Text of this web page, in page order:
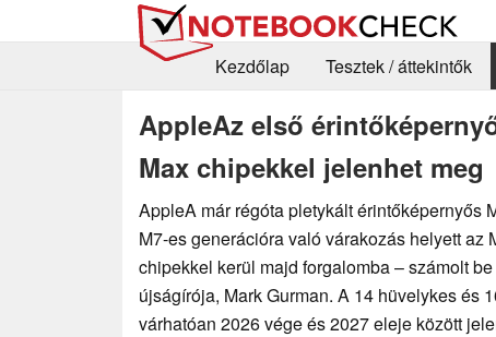
Kezdőlap
Tesztek / áttekintők
AppleAz első
Max chipekkel jelenhet meg
AppleA már régóta pletykált érintőképernyős
M7-es generációra való várakozás helyett az
chipekkel kerül majd forgalomba – számolt
újságírója, Mark Gurman. A 14 hüvelykes és
várhatóan 2026 vége és 2027 eleje között